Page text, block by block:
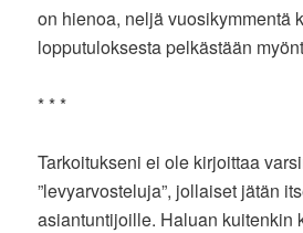
on hienoa, neljä vuosikymmentä
lopputuloksesta pelkästään
* * *
Tarkoitukseni ei ole kirjoittaa
”levyarvosteluja”, jollaiset jätän
asiantuntijoille. Haluan kuitenkin